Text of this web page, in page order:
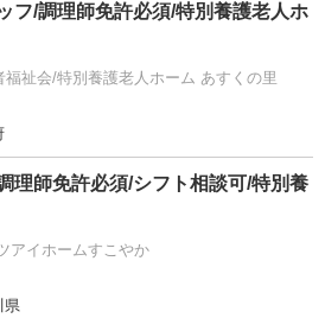
フ/調理師免許必須/特別養護老人ホ
祉会/特別養護老人ホーム あすくの里
理師免許必須/シフト相談可/特別養
アイホームすこやか
県